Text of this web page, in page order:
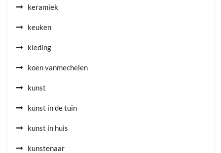
keramiek
keuken
kleding
koen vanmechelen
kunst
kunst in de tuin
kunst in huis
kunstenaar